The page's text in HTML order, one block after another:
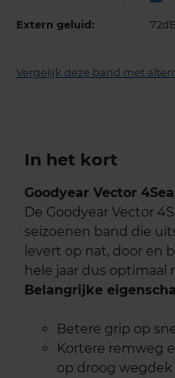
Extern geluid:
Vergelijk deze band met
In het kort
Goodyear Vector
De Goodyear Vector
seizoenen band die
levert op nat, door en
hele jaar dus optimaal
Belangrijke
Betere grip op
Kortere remweg
op droog wegdek